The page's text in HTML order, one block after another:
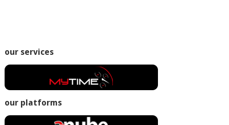
our services
our platforms